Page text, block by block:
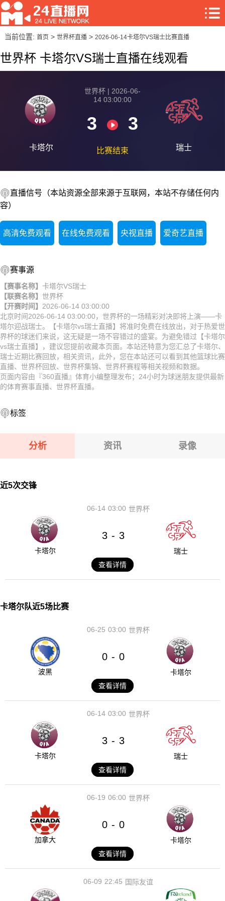
当前位置: 首页> 世界杯直播> 2026-06-14卡塔尔VS瑞士比赛直播
世界杯 卡塔尔VS瑞士直播在线观看
卡塔尔
世界杯 | 2026-06-
14 03:00:00
3 3
比赛结束 瑞士
直播信号（本站资源全部来源于互联网，本站不存储任何内
容）
高清免费观看 在线免费观看 央视直播 爱奇艺直播
赛事源
【赛事名称】 卡塔尔VS瑞士
【联赛名称】 世界杯
【开赛时间】 2026-06-14 03:00:00
北京时间2026-06-14 03:00:00，世界杯的一场精彩对决即将上演——卡
塔尔迎战瑞士。【卡塔尔vs瑞士直播】将准时免费在线放出，对于热爱世
界杯的球迷们来说，这无疑是一场不容错过的盛宴。为避免错过【卡塔尔
vs瑞士直播】，建议您提前收藏本页面。本站还特意为您汇总了卡塔尔、
瑞士近期比赛回放，相关资讯，此外，您在本站还可以看到其他篮球比赛
直播、世界杯回放、世界杯集锦、世界杯赛程等相关视频和数据。
页面内容由『360直播』体育小编整理发布；24小时为球迷朋友提供最新
的体育赛事直播、世界杯直播。
标签
分析 资讯 录像
近5次交锋
03:00
06-14 世界杯
卡塔尔
3 - 3
瑞士
查看详情
卡塔尔队近5场比赛
03:00
06-25 世界杯
波黑
0 - 0
卡塔尔
查看详情
03:00
06-14 世界杯
卡塔尔
3 - 3
瑞士
查看详情
06:00
06-19 世界杯
加拿大
0 - 0
卡塔尔
查看详情
22:45
06-09 国际友谊